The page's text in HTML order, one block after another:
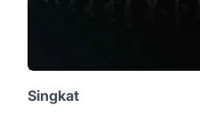
Singkat